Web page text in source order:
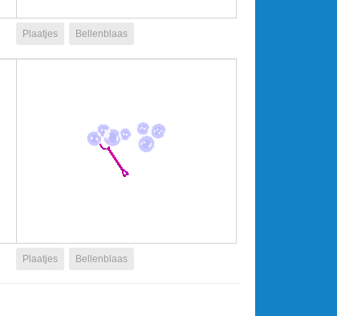
Plaatjes Bellenblaas
Plaatjes Bellenblaas